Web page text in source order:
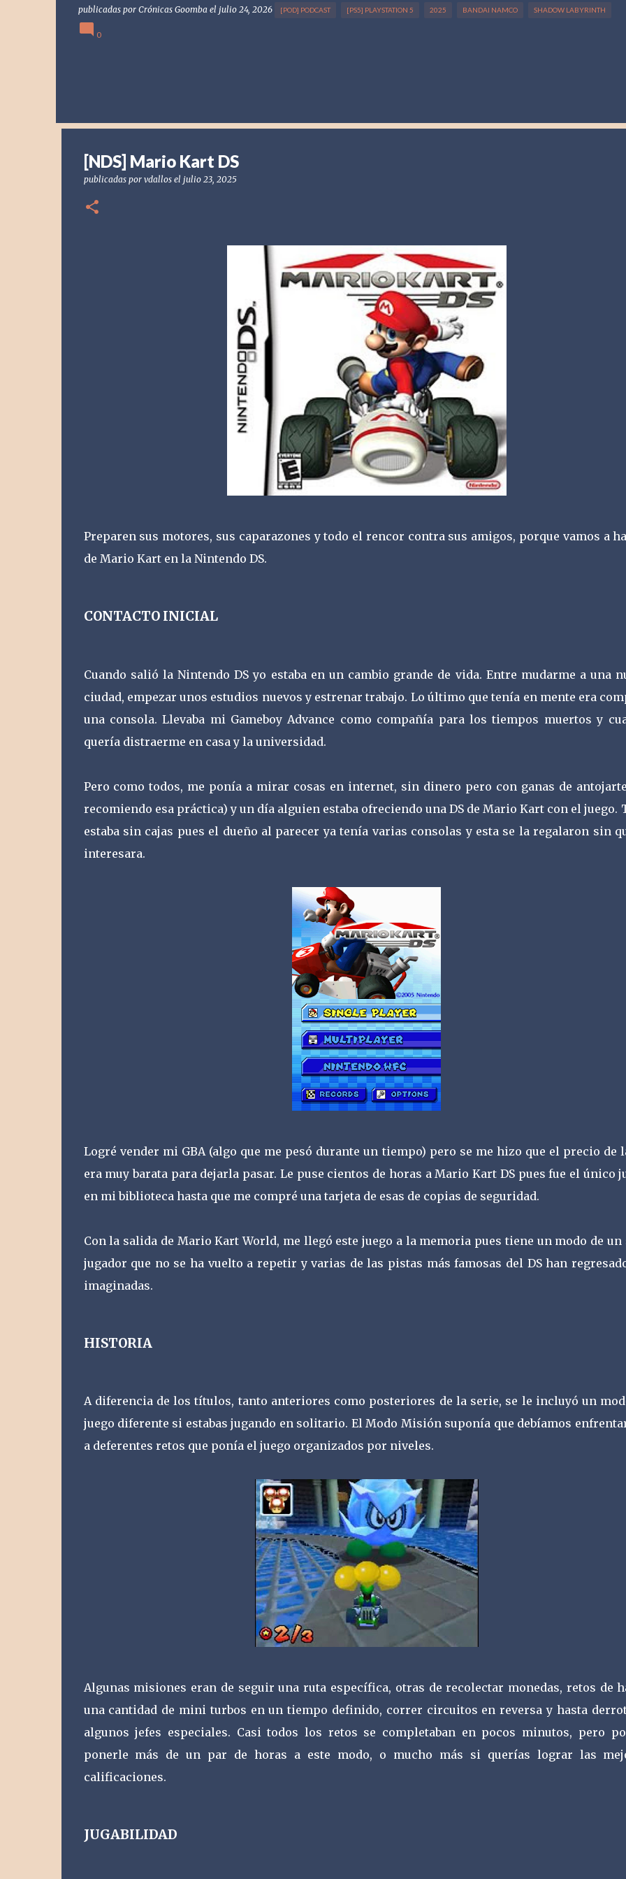
publicadas por Crónicas Goomba el julio 24, 2026 [POD] PODCAST [PS5] PLAYSTATION 5 2025 BANDAI NAMCO SHADOW LABYRINTH
0
[NDS] Mario Kart DS
publicadas por vdallos el julio 23, 2025
Preparen sus motores, sus caparazones y todo el rencor contra sus amigos, porque vamos a
de Mario Kart en la Nintendo DS.
CONTACTO INICIAL
Cuando salió la Nintendo DS yo estaba en un cambio grande de vida. Entre mudarme a una
ciudad, empezar unos estudios nuevos y estrenar trabajo. Lo último que tenía en mente era
una consola. Llevaba mi Gameboy Advance como compañía para los tiempos muertos y
quería distraerme en casa y la universidad.
Pero como todos, me ponía a mirar cosas en internet, sin dinero pero con ganas de
recomiendo esa práctica) y un día alguien estaba ofreciendo una DS de Mario Kart con el juego.
estaba sin cajas pues el dueño al parecer ya tenía varias consolas y esta se la regalaron sin
interesara.
Logré vender mi GBA (algo que me pesó durante un tiempo) pero se me hizo que el precio de
era muy barata para dejarla pasar. Le puse cientos de horas a Mario Kart DS pues fue el único
en mi biblioteca hasta que me compré una tarjeta de esas de copias de seguridad.
Con la salida de Mario Kart World, me llegó este juego a la memoria pues tiene un modo de un
jugador que no se ha vuelto a repetir y varias de las pistas más famosas del DS han
imaginadas.
HISTORIA
A diferencia de los títulos, tanto anteriores como posteriores de la serie, se le incluyó un
juego diferente si estabas jugando en solitario. El Modo Misión suponía que debíamos
a deferentes retos que ponía el juego organizados por niveles.
Algunas misiones eran de seguir una ruta específica, otras de recolectar monedas, retos de
una cantidad de mini turbos en un tiempo definido, correr circuitos en reversa y hasta
algunos jefes especiales. Casi todos los retos se completaban en pocos minutos, pero
ponerle más de un par de horas a este modo, o mucho más si querías lograr las
calificaciones.
JUGABILIDAD